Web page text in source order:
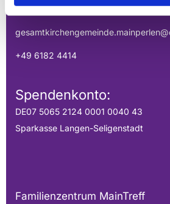
Hainburg, Hessen 63512
+49 6182 4414
Spendenkonto:
DE07 5065 2124 0001 0040 43
Sparkasse Langen-Seligenstadt
Familienzentrum MainTreff